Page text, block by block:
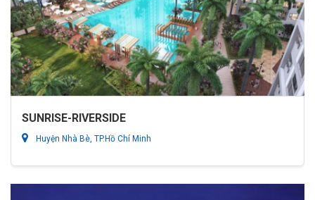
SUNRISE-RIVERSIDE
Huyện Nhà Bè, TP.Hồ Chí Minh